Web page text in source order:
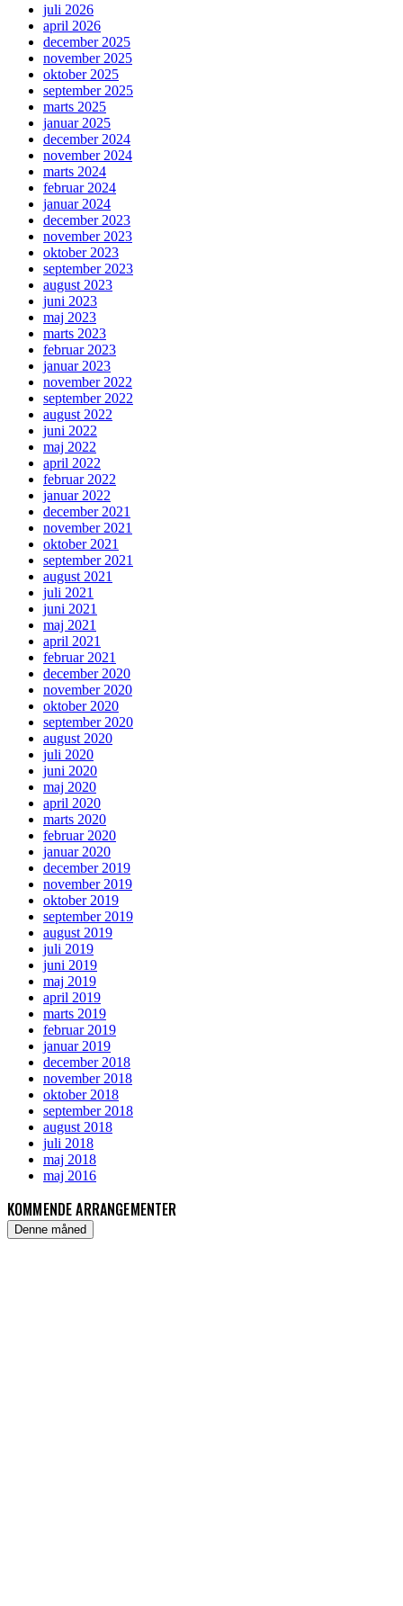
juli 2026
april 2026
december 2025
november 2025
oktober 2025
september 2025
marts 2025
januar 2025
december 2024
november 2024
marts 2024
februar 2024
januar 2024
december 2023
november 2023
oktober 2023
september 2023
august 2023
juni 2023
maj 2023
marts 2023
februar 2023
januar 2023
november 2022
september 2022
august 2022
juni 2022
maj 2022
april 2022
februar 2022
januar 2022
december 2021
november 2021
oktober 2021
september 2021
august 2021
juli 2021
juni 2021
maj 2021
april 2021
februar 2021
december 2020
november 2020
oktober 2020
september 2020
august 2020
juli 2020
juni 2020
maj 2020
april 2020
marts 2020
februar 2020
januar 2020
december 2019
november 2019
oktober 2019
september 2019
august 2019
juli 2019
juni 2019
maj 2019
april 2019
marts 2019
februar 2019
januar 2019
december 2018
november 2018
oktober 2018
september 2018
august 2018
juli 2018
maj 2018
maj 2016
KOMMENDE ARRANGEMENTER
Denne måned